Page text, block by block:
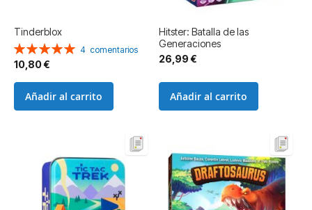
Tinderblox
Valoración:
100%
4 comentarios
10,80 €
Añadir al carrito
Hitster: Batalla de las
Generaciones
26,99 €
Añadir al carrito